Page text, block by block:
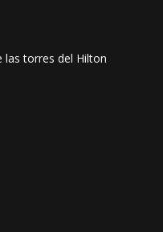
las torres del Hilton